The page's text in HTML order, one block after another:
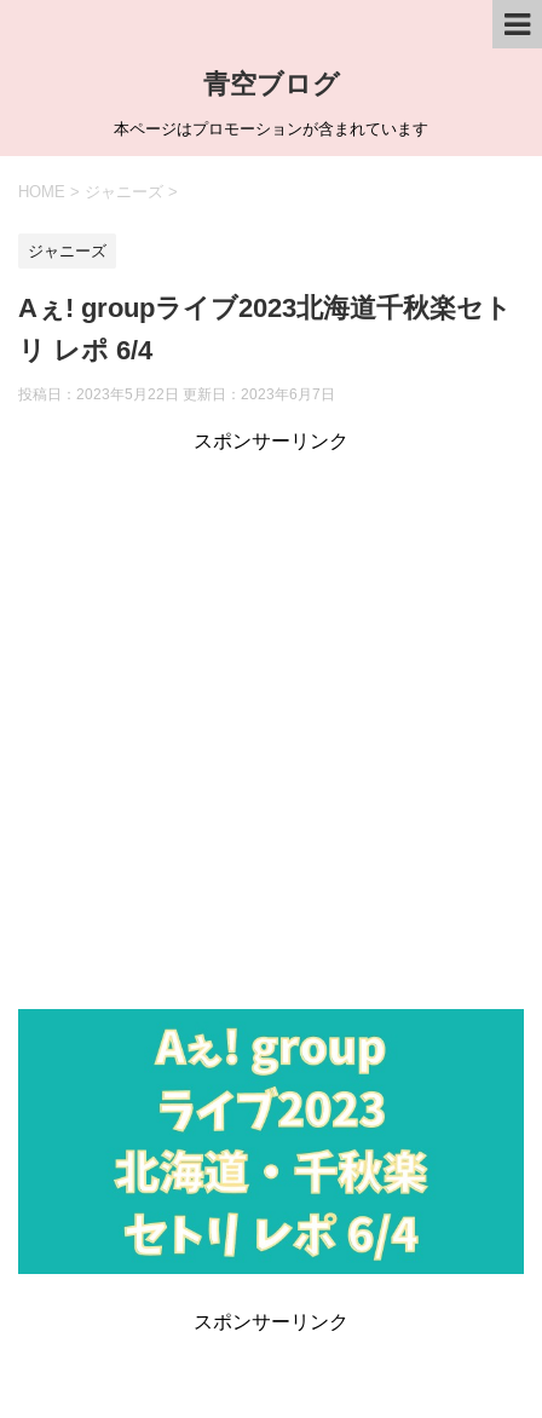
青空ブログ
本ページはプロモーションが含まれています
HOME > ジャニーズ >
ジャニーズ
Aぇ! groupライブ2023北海道千秋楽セト
リ レポ 6/4
投稿日：2023年5月22日 更新日： 2023年6月7日
スポンサーリンク
スポンサーリンク